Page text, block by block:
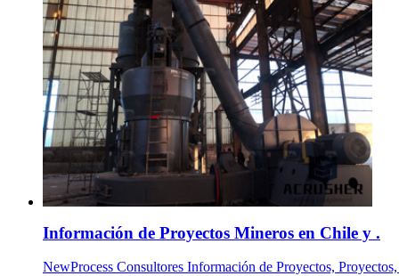
Información de Proyectos Mineros en Chile y .
NewProcess Consultores Información de Proyectos,